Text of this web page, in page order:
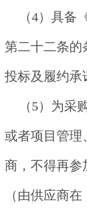
（4）具备
第二十二条的
投标及履约承
（5）为采
或者项目管理
商，不得再参
（由供应商